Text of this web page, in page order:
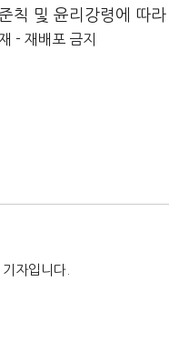
칙 및 윤리강령에 따
- 재배포 금지
자입니다.